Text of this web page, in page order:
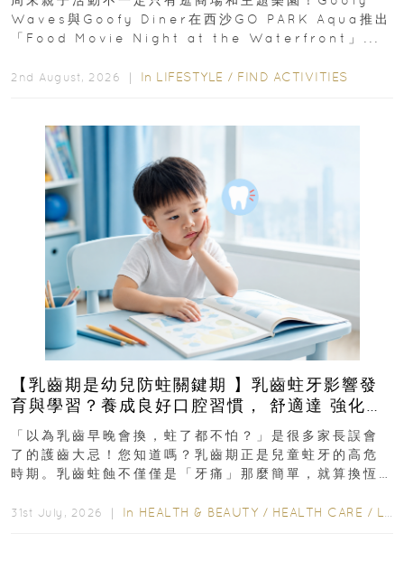
Waves與Goofy Diner在西沙GO PARK Aqua推出
「Food Movie Night at the Waterfront」...
2nd August, 2026 ｜ In LIFESTYLE / FIND ACTIVITIES
【乳齒期是幼兒防蛀關鍵期 】乳齒蛀牙影響發
育與學習？養成良好口腔習慣， 舒適達 強化琺
瑯質 兒童牙膏防護指南
「以為乳齒早晚會換，蛀了都不怕？」是很多家長誤會
了的護齒大忌！您知道嗎？乳齒期正是兒童蛀牙的高危
時期。乳齒蛀蝕不僅僅是「牙痛」那麼簡單，就算換恆
31st July, 2026 ｜ In HEALTH & BEAUTY / HEALTH CARE / LIFESTYLE